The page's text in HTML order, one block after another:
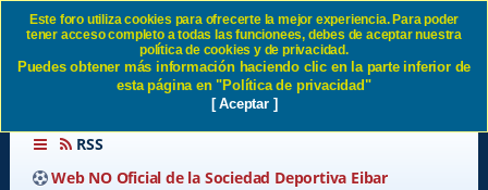
Espanyol Eibar SD Eibar
RSS
Web NO Oficial de la Sociedad Deportiva Eibar
Este foro utiliza cookies para ofrecerte la mejor experiencia. Para poder
tener acceso completo a todas las funcionees, debes de aceptar nuestra
política de cookies y de privacidad.
Puedes obtener más información haciendo clic en la parte inferior de
esta página en "Política de privacidad"
[ Aceptar ]